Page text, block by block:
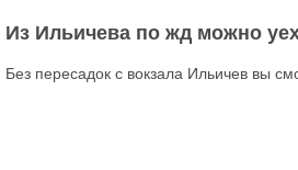
Из Ильичева по жд можно
Без пересадок с вокзала Ильичев вы